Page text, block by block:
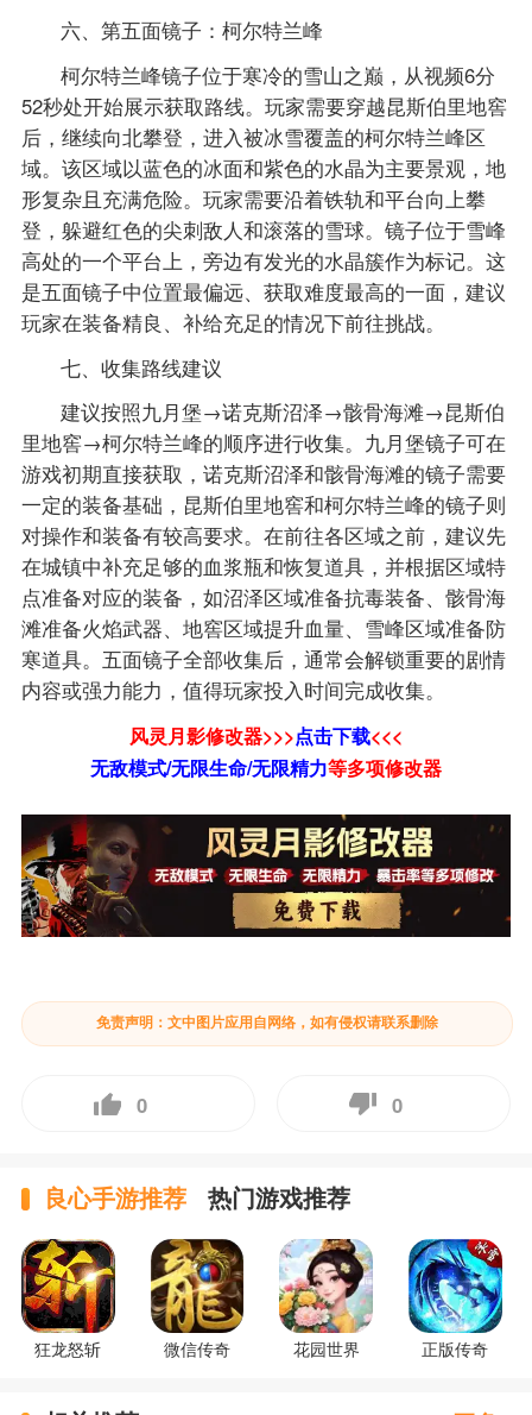
六、第五面镜子：柯尔特兰峰
柯尔特兰峰镜子位于寒冷的雪山之巅，从视频6分
52秒处开始展示获取路线。玩家需要穿越昆斯伯里地窖
后，继续向北攀登，进入被冰雪覆盖的柯尔特兰峰区
域。该区域以蓝色的冰面和紫色的水晶为主要景观，地
形复杂且充满危险。玩家需要沿着铁轨和平台向上攀
登，躲避红色的尖刺敌人和滚落的雪球。镜子位于雪峰
高处的一个平台上，旁边有发光的水晶簇作为标记。这
是五面镜子中位置最偏远、获取难度最高的一面，建议
玩家在装备精良、补给充足的情况下前往挑战。
七、收集路线建议
建议按照九月堡→诺克斯沼泽→骸骨海滩→昆斯伯
里地窖→柯尔特兰峰的顺序进行收集。九月堡镜子可在
游戏初期直接获取，诺克斯沼泽和骸骨海滩的镜子需要
一定的装备基础，昆斯伯里地窖和柯尔特兰峰的镜子则
对操作和装备有较高要求。在前往各区域之前，建议先
在城镇中补充足够的血浆瓶和恢复道具，并根据区域特
点准备对应的装备，如沼泽区域准备抗毒装备、骸骨海
滩准备火焰武器、地窖区域提升血量、雪峰区域准备防
寒道具。五面镜子全部收集后，通常会解锁重要的剧情
内容或强力能力，值得玩家投入时间完成收集。
风灵月影修改器>>>点击下载<<<
无敌模式/无限生命/无限精力等多项修改器
免责声明：文中图片应用自网络，如有侵权请联系删除
0 0
良心手游推荐 热门游戏推荐
狂龙怒斩 微信传奇 花园世界 正版传奇